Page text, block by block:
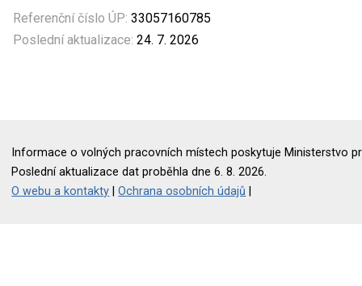
Referenční číslo ÚP: 33057160785
Poslední aktualizace: 24. 7. 2026
Informace o volných pracovních místech poskytuje Ministerstvo
Poslední aktualizace dat proběhla dne 6. 8. 2026.
O webu a kontakty |Ochrana osobních údajů